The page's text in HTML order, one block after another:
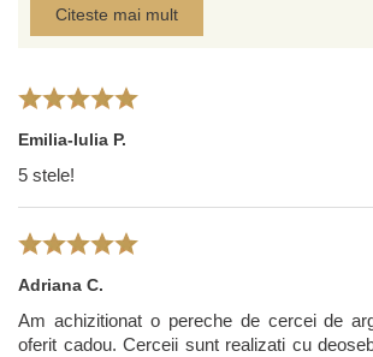
Citeste mai mult
Emilia-Iulia P.
5 stele!
Adriana C.
Am achizitionat o pereche de cercei de
oferit cadou. Cerceii sunt realizati cu